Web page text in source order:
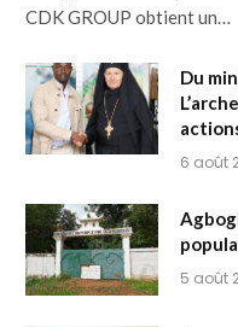
CDK GROUP obtient un…
Du
6 août
5 août